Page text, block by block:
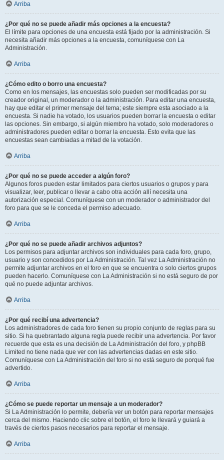
Arriba
¿Por qué no se puede añadir más opciones a la encuesta?
El límite para opciones de una encuesta está fijado por la administración. Si
necesita añadir más opciones a la encuesta, comuníquese con La
Administración.
Arriba
¿Cómo edito o borro una encuesta?
Como en los mensajes, las encuestas solo pueden ser modificadas por su
creador original, un moderador o la administración. Para editar una encuesta,
hay que editar el primer mensaje del tema; este siempre esta asociado a la
encuesta. Si nadie ha votado, los usuarios pueden borrar la encuesta o editar
las opciones. Sin embargo, si algún miembro ha votado, solo moderadores o
administradores pueden editar o borrar la encuesta. Esto evita que las
encuestas sean cambiadas a mitad de la votación.
Arriba
¿Por qué no se puede acceder a algún foro?
Algunos foros pueden estar limitados para ciertos usuarios o grupos y para
visualizar, leer, publicar o llevar a cabo otra acción allí necesita una
autorización especial. Comuníquese con un moderador o administrador del
foro para que se le conceda el permiso adecuado.
Arriba
¿Por qué no se puede añadir archivos adjuntos?
Los permisos para adjuntar archivos son individuales para cada foro, grupo,
usuario y son concedidos por La Administración. Tal vez La Administración no
permite adjuntar archivos en el foro en que se encuentra o solo ciertos grupos
pueden hacerlo. Comuníquese con La Administración si no está seguro de por
qué no puede adjuntar archivos.
Arriba
¿Por qué recibí una advertencia?
Los administradores de cada foro tienen su propio conjunto de reglas para su
sitio. Si ha quebrantado alguna regla puede recibir una advertencia. Por favor
recuerde que esta es una decisión de La Administración del foro, y phpBB
Limited no tiene nada que ver con las advertencias dadas en este sitio.
Comuníquese con La Administración del foro si no está seguro de porqué fue
advertido.
Arriba
¿Cómo se puede reportar un mensaje a un moderador?
Si La Administración lo permite, debería ver un botón para reportar mensajes
cerca del mismo. Haciendo clic sobre el botón, el foro le llevará y guiará a
través de ciertos pasos necesarios para reportar el mensaje.
Arriba